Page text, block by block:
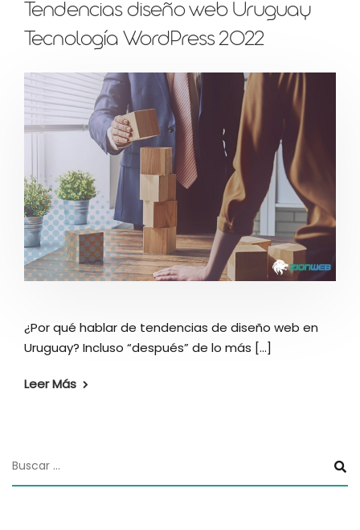
Tendencias diseño web Uruguay
Tecnología WordPress 2022
¿Por qué hablar de tendencias de diseño web en
Uruguay? Incluso “después” de lo más [...]
Leer Más